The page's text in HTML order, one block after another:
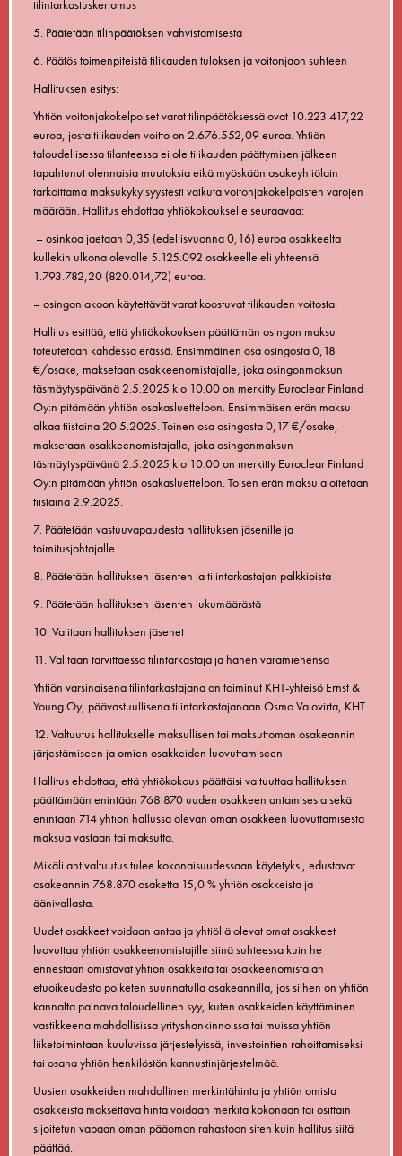
tilintarkastuskertomus
5. Päätetään tilinpäätöksen vahvistamisesta
6. Päätös toimenpiteistä tilikauden tuloksen ja voitonjaon suhteen
Hallituksen esitys:
Yhtiön voitonjakokelpoiset varat tilinpäätöksessä ovat 10.223.417,22
euroa, josta tilikauden voitto on 2.676.552,09 euroa. Yhtiön
taloudellisessa tilanteessa ei ole tilikauden päättymisen jälkeen
tapahtunut olennaisia muutoksia eikä myöskään osakeyhtiölain
tarkoittama maksukykyisyystesti vaikuta voitonjakokelpoisten varojen
määrään. Hallitus ehdottaa yhtiökokoukselle seuraavaa:
– osinkoa jaetaan 0,35 (edellisvuonna 0,16) euroa osakkeelta
kullekin ulkona olevalle 5.125.092 osakkeelle eli yhteensä
1.793.782,20 (820.014,72) euroa.
– osingonjakoon käytettävät varat koostuvat tilikauden voitosta.
Hallitus esittää, että yhtiökokouksen päättämän osingon maksu
toteutetaan kahdessa erässä. Ensimmäinen osa osingosta 0,18
€/osake, maksetaan osakkeenomistajalle, joka osingonmaksun
täsmäytyspäivänä 2.5.2025 klo 10.00 on merkitty Euroclear Finland
Oy:n pitämään yhtiön osakasluetteloon. Ensimmäisen erän maksu
alkaa tiistaina 20.5.2025. Toinen osa osingosta 0,17 €/osake,
maksetaan osakkeenomistajalle, joka osingonmaksun
täsmäytyspäivänä 2.5.2025 klo 10.00 on merkitty Euroclear Finland
Oy:n pitämään yhtiön osakasluetteloon. Toisen erän maksu aloitetaan
tiistaina 2.9.2025.
7. Päätetään vastuuvapaudesta hallituksen jäsenille ja
toimitusjohtajalle
8. Päätetään hallituksen jäsenten ja tilintarkastajan palkkioista
9. Päätetään hallituksen jäsenten lukumäärästä
10. Valitaan hallituksen jäsenet
11. Valitaan tarvittaessa tilintarkastaja ja hänen varamiehensä
Yhtiön varsinaisena tilintarkastajana on toiminut KHT-yhteisö Ernst &
Young Oy, päävastuullisena tilintarkastajanaan Osmo Valovirta, KHT.
12. Valtuutus hallitukselle maksullisen tai maksuttoman osakeannin
järjestämiseen ja omien osakkeiden luovuttamiseen
Hallitus ehdottaa, että yhtiökokous päättäisi valtuuttaa hallituksen
päättämään enintään 768.870 uuden osakkeen antamisesta sekä
enintään 714 yhtiön hallussa olevan oman osakkeen luovuttamisesta
maksua vastaan tai maksutta.
Mikäli antivaltuutus tulee kokonaisuudessaan käytetyksi, edustavat
osakeannin 768.870 osaketta 15,0 % yhtiön osakkeista ja
äänivallasta.
Uudet osakkeet voidaan antaa ja yhtiöllä olevat omat osakkeet
luovuttaa yhtiön osakkeenomistajille siinä suhteessa kuin he
ennestään omistavat yhtiön osakkeita tai osakkeenomistajan
etuoikeudesta poiketen suunnatulla osakeannilla, jos siihen on yhtiön
kannalta painava taloudellinen syy, kuten osakkeiden käyttäminen
vastikkeena mahdollisissa yrityshankinnoissa tai muissa yhtiön
liiketoimintaan kuuluvissa järjestelyissä, investointien rahoittamiseksi
tai osana yhtiön henkilöstön kannustinjärjestelmää.
Uusien osakkeiden mahdollinen merkintähinta ja yhtiön omista
osakkeista maksettava hinta voidaan merkitä kokonaan tai osittain
sijoitetun vapaan oman pääoman rahastoon siten kuin hallitus siitä
päättää.